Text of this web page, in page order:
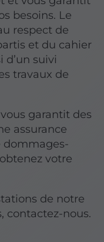
besoins. Le
respect de
et du cahier
d’un suivi
travaux de
garantit des
assurance
dommages-
votre
de notre
contactez-nous.